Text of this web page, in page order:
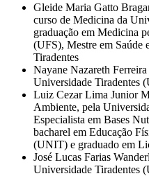
Gleide Maria Gatto
curso de Medicina da
graduação em Medicina
(UFS), Mestre em Saúde
Tiradentes
Nayane Nazareth
Universidade Tiradentes
Luiz Cezar Lima Junior
Ambiente, pela
Especialista em Bases
bacharel em Educação
(UNIT) e graduado em
José Lucas Farias
Universidade Tiradentes